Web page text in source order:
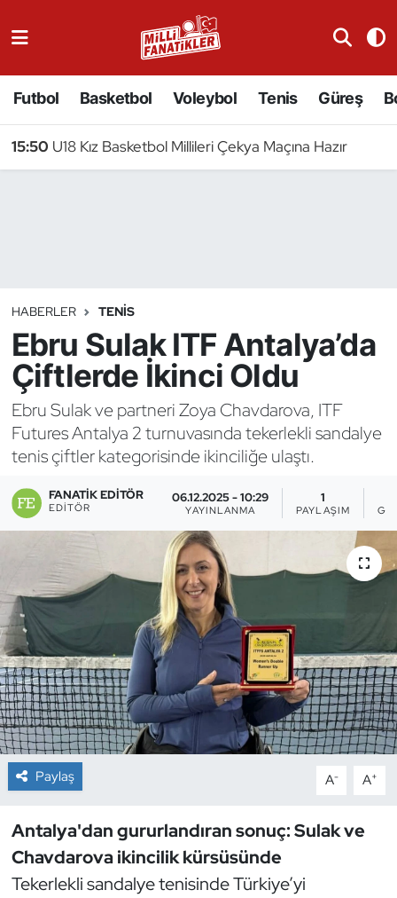
Futbol Basketbol Voleybol Tenis Güreş
15:50 U18 Kız Basketbol Millileri Çekya Maçına Hazır
HABERLER TENIS
Ebru Sulak ITF Antalya’da
Çiftlerde İkinci Oldu
Ebru Sulak ve partneri Zoya Chavdarova, ITF
Futures Antalya 2 turnuvasında tekerlekli sandalye
tenis çiftler kategorisinde ikinciliğe ulaştı.
FANATIK EDITÖR
EDITÖR
06.12.2025 - 10:29
YAYINLANMA
1
PAYLAŞIM
Paylaş A- A+
Antalya'dan gururlandıran sonuç: Sulak ve
Chavdarova ikincilik kürsüsünde
Tekerlekli sandalye tenisinde Türkiye’yi
Badminton
Binicilik
Bisiklet
Bocce Bowling Dart
Buz Hokeyi
Çim Hokeyi
Cimnastik
Curling
Dağcılık
Dans Sporları
Dövüş Sanatı